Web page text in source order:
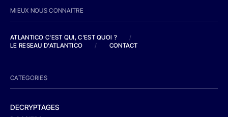
MIEUX NOUS CONNAITRE
ATLANTICO C'EST QUI, C'EST QUOI ?
/
LE RESEAU D'ATLANTICO
/ CONTACT
CATEGORIES
DECRYPTAGES